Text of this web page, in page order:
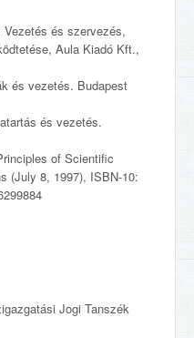
és szervezés,
Aula Kiadó Kft.,
és vezetés. Budapest
és vezetés.
of Scientific
(July 8, 1997), ISBN-10:
Jogi Tanszék